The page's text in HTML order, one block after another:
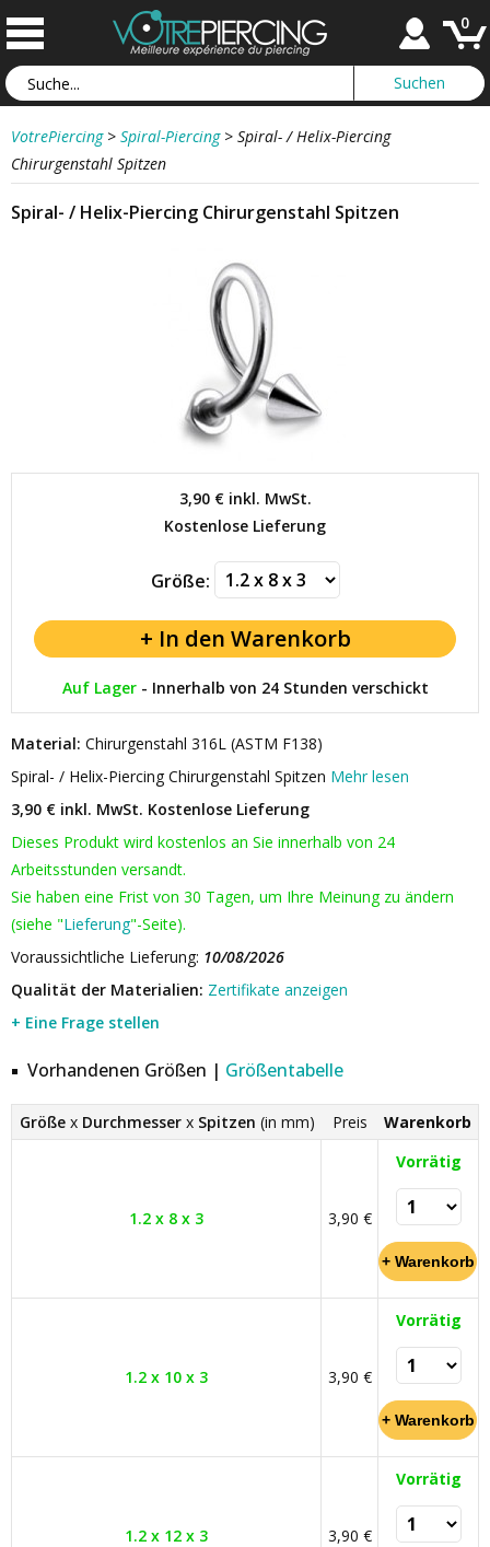
0
VotrePiercing > Spiral-Piercing > Spiral- / Helix-Piercing
Chirurgenstahl Spitzen
Spiral- / Helix-Piercing Chirurgenstahl Spitzen
3,90 €inkl. MwSt.
Kostenlose Lieferung
Größe:
Auf Lager- Innerhalb von 24 Stunden verschickt
Material: Chirurgenstahl 316L (ASTM F138)
Spiral- / Helix-Piercing Chirurgenstahl Spitzen Mehr lesen
3,90 € inkl. MwSt. Kostenlose Lieferung
Dieses Produkt wird kostenlos an Sie innerhalb von 24
Arbeitsstunden versandt.
Sie haben eine Frist von 30 Tagen, um Ihre Meinung zu ändern
(siehe "Lieferung"-Seite).
Voraussichtliche Lieferung: 10/08/2026
Qualität der Materialien: Zertifikate anzeigen
+ Eine Frage stellen
Vorhandenen Größen | Größentabelle
Größe x Durchmesser x Spitzen (in mm) Preis Warenkorb
1.2 x 8 x 3 3,90 €
Vorrätig
1.2 x 10 x 3 3,90 €
Vorrätig
1.2 x 12 x 3 3,90 €
Vorrätig